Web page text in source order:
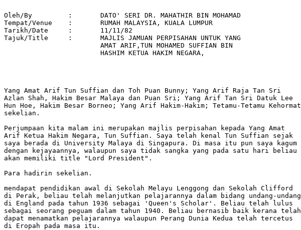
Oleh/By		:	DATO' SERI DR. MAHATHIR BIN MOHAMAD
Tempat/Venue 	: 	RUMAH MALAYSIA, KUALA LUMPUR
Tarikh/Date 	: 	11/11/82
Tajuk/Title  	: 	MAJLIS JAMUAN PERPISAHAN UNTUK YANG
Yang Amat Arif Tun Suffian dan Toh Puan Bunny; Yang Arif Raja Tan Sri
Azlan Shah, Hakim Besar Malaya dan Puan Sri; Yang Arif Tan Sri Datuk Lee
Hun Hoe, Hakim Besar Borneo; Yang Arif Hakim-Hakim; Tetamu-Tetamu Kehormat
sekelian.
Perjumpaan kita malam ini merupakan majlis perpisahan kepada Yang Amat
Arif Ketua Hakim Negara, Tun Suffian. Saya telah kenal Tun Suffian sejak
saya berada di University Malaya di Singapura. Di masa itu pun saya kagum
dengan kejayaannya, walaupun saya tidak sangka yang pada satu hari beliau
akan memiliki title "Lord President".
Para hadirin sekelian.
mendapat pendidikan awal di Sekolah Melayu Lenggong dan Sekolah Clifford
di Perak, beliau telah melanjutkan pelajarannya dalam bidang undang-undang
di England pada tahun 1936 sebagai 'Queen's Scholar'. Beliau telah lulus
sebagai seorang peguam dalam tahun 1940. Beliau bernasib baik kerana telah
dapat menamatkan pelajarannya walaupun Perang Dunia Kedua telah tercetus
di Eropah pada masa itu.